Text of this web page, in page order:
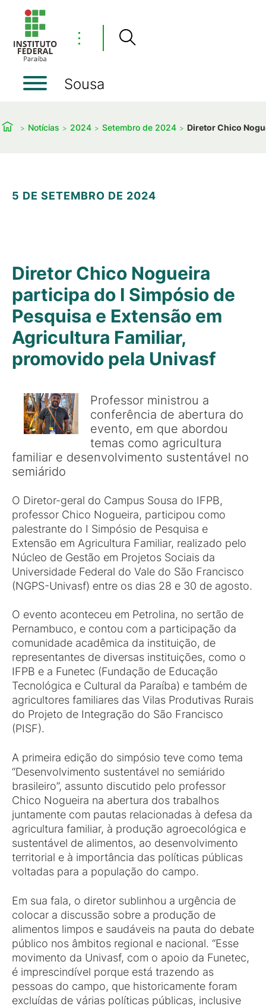
⋮
Sousa
Notícias 2024 Setembro de 2024 Diretor Chico
5 DE SETEMBRO DE 2024
Diretor Chico Nogueira
participa do I Simpósio de
Pesquisa e Extensão em
Agricultura Familiar,
promovido pela Univasf
Professor ministrou a
conferência de abertura do
evento, em que abordou
temas como agricultura
familiar e desenvolvimento sustentável no
semiárido
O Diretor-geral do Campus Sousa do IFPB,
professor Chico Nogueira, participou como
palestrante do I Simpósio de Pesquisa e
Extensão em Agricultura Familiar, realizado pelo
Núcleo de Gestão em Projetos Sociais da
Universidade Federal do Vale do São Francisco
(NGPS-Univasf) entre os dias 28 e 30 de agosto.
O evento aconteceu em Petrolina, no sertão de
Pernambuco, e contou com a participação da
comunidade acadêmica da instituição, de
representantes de diversas instituições, como o
IFPB e a Funetec (Fundação de Educação
Tecnológica e Cultural da Paraíba) e também de
agricultores familiares das Vilas Produtivas Rurais
do Projeto de Integração do São Francisco
(PISF).
A primeira edição do simpósio teve como tema
“Desenvolvimento sustentável no semiárido
brasileiro”, assunto discutido pelo professor
Chico Nogueira na abertura dos trabalhos
juntamente com pautas relacionadas à defesa da
agricultura familiar, à produção agroecológica e
sustentável de alimentos, ao desenvolvimento
territorial e à importância das políticas públicas
voltadas para a população do campo.
Em sua fala, o diretor sublinhou a urgência de
colocar a discussão sobre a produção de
alimentos limpos e saudáveis na pauta do debate
público nos âmbitos regional e nacional. “Esse
movimento da Univasf, com o apoio da Funetec,
é imprescindível porque está trazendo as
pessoas do campo, que historicamente foram
excluídas de várias políticas públicas, inclusive